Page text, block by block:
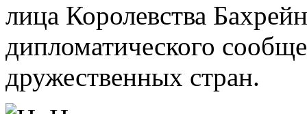
лица Королевства
дипломатического
дружественных стран.